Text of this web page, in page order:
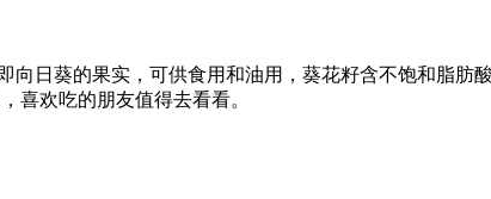
向日葵的果实，可供食用和油用，葵花籽含不饱和脂肪
喜欢吃的朋友值得去看看。